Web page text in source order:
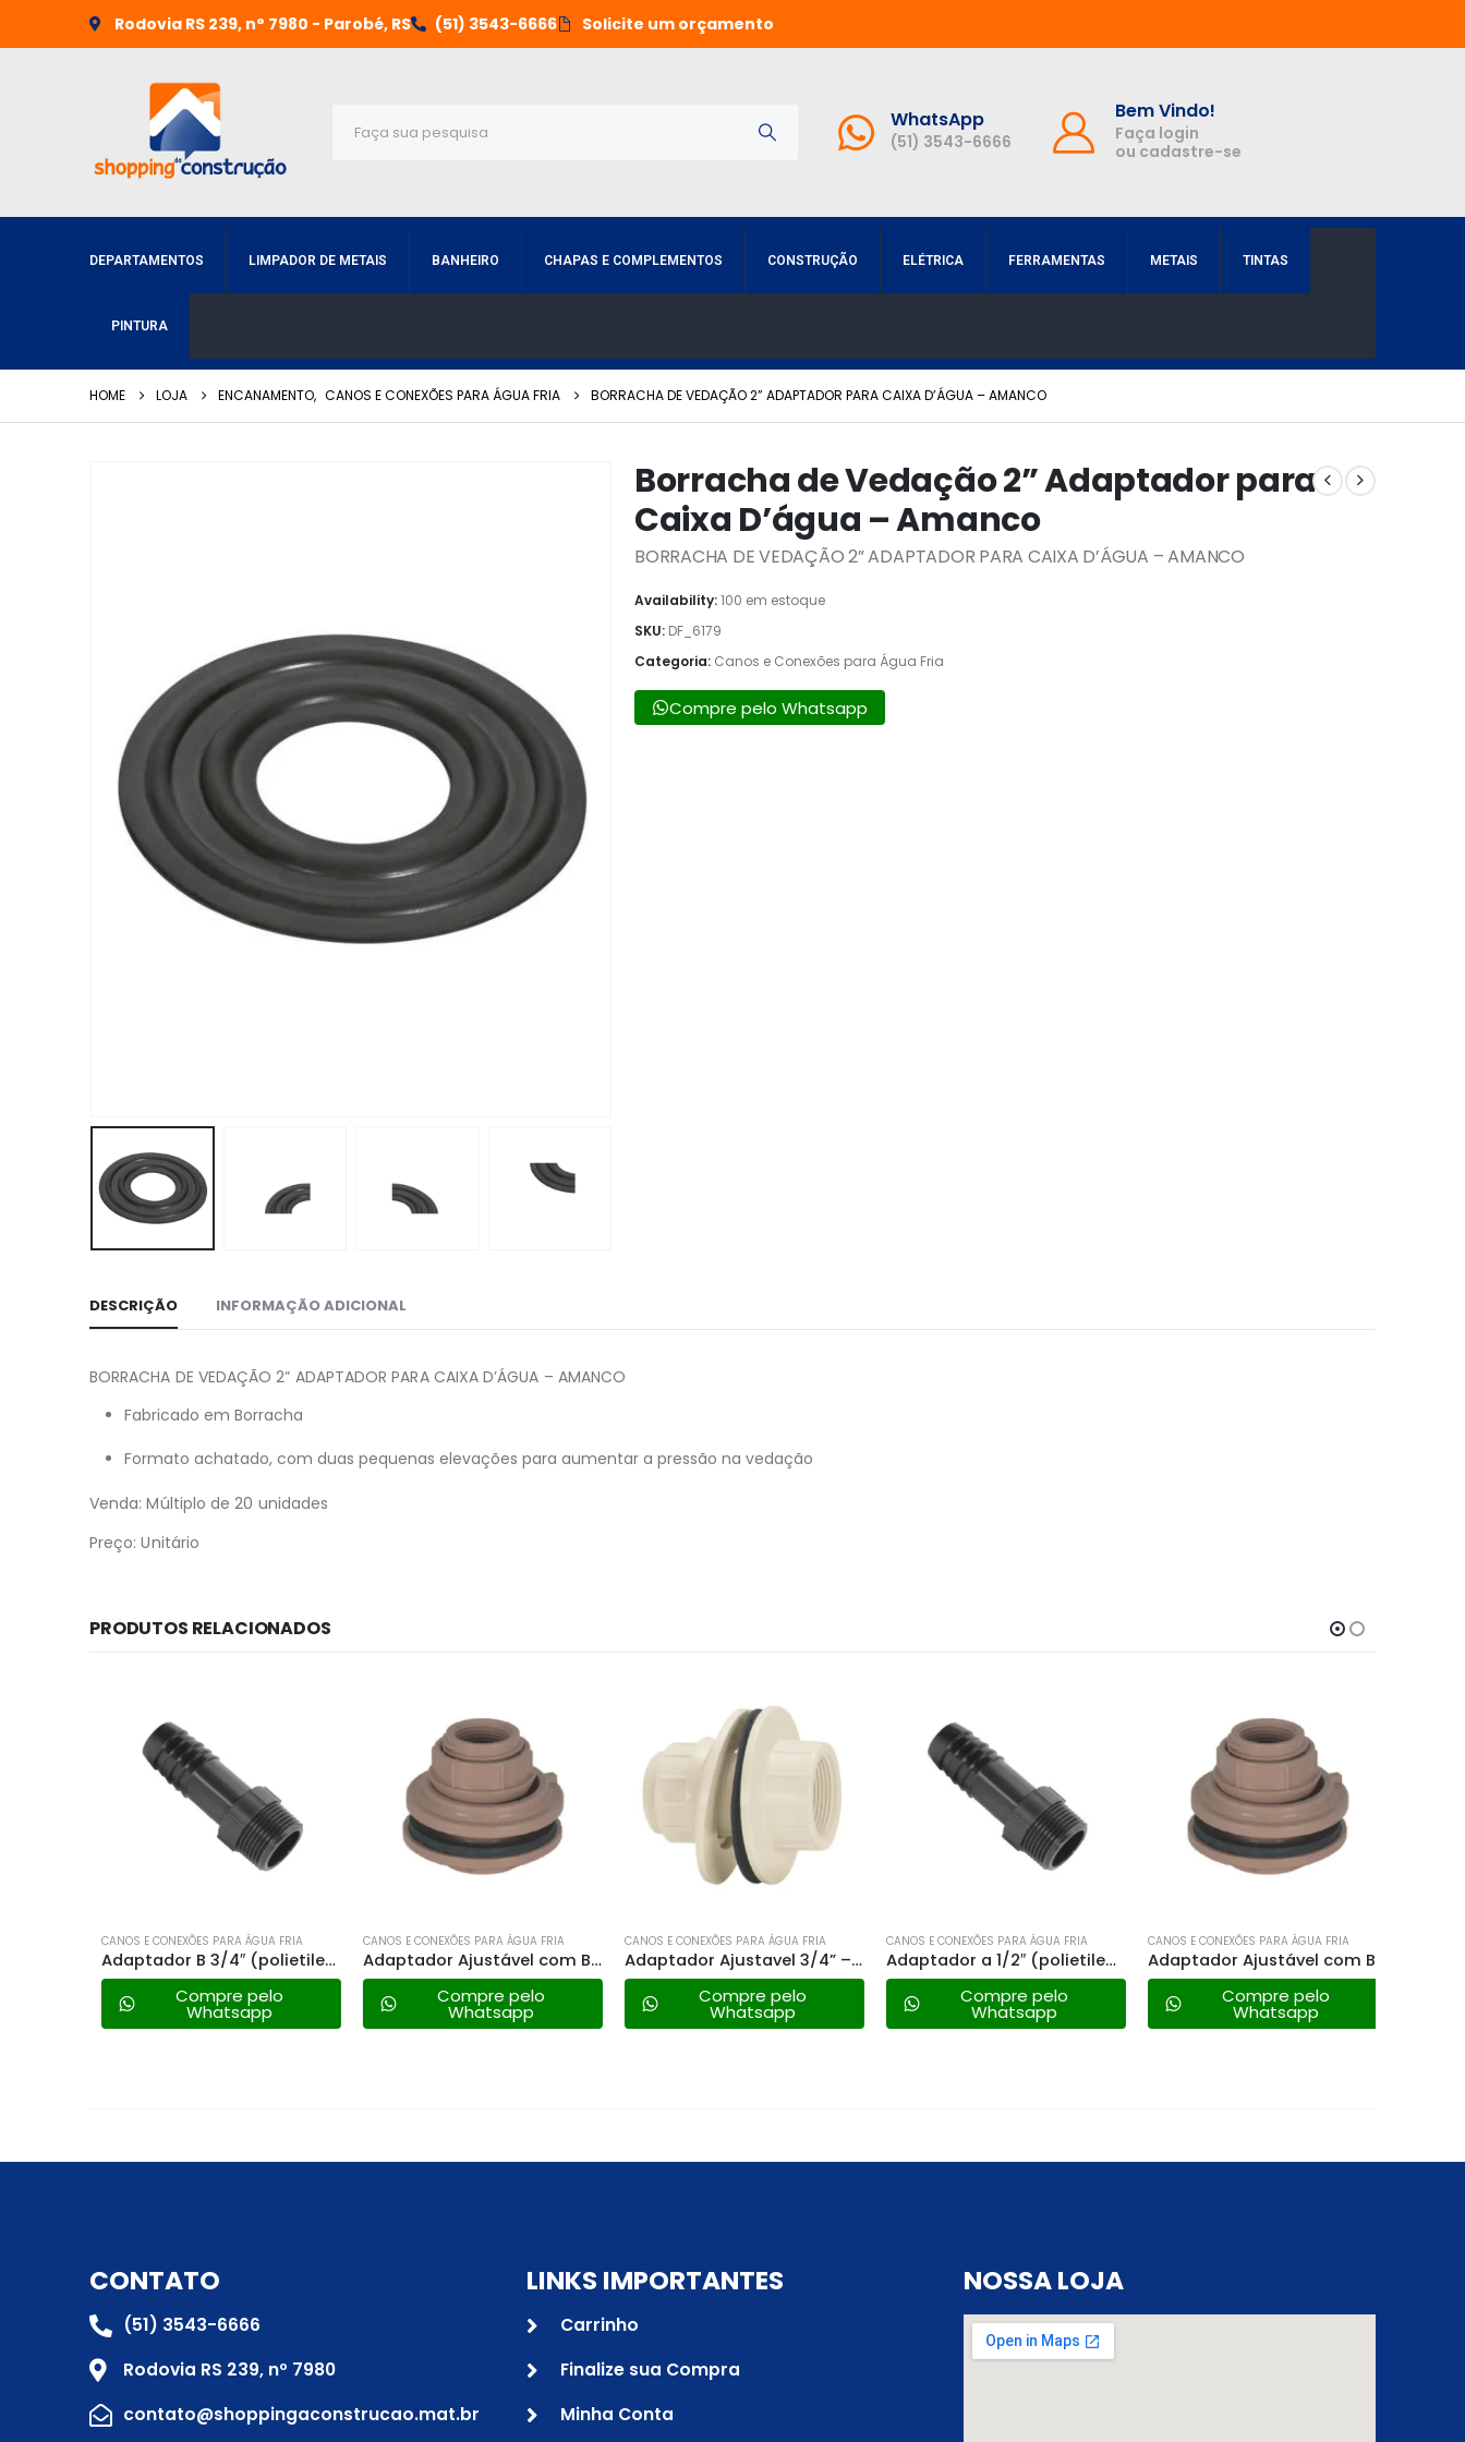
Rodovia RS 239, n° 7980 - Parobé, RS (51) 3543-6666 Solicite um orçamento
WhatsApp
(51) 3543-6666
Bem Vindo!
Faça login
ou cadastre-se
DEPARTAMENTOS LIMPADOR DE METAIS BANHEIRO CHAPAS E COMPLEMENTOS CONSTRUÇÃO ELÉTRICA FERRAMENTAS METAIS TINTAS
PINTURA
HOME LOJA ENCANAMENTO, CANOS E CONEXÕES PARA ÁGUA FRIA BORRACHA DE VEDAÇÃO 2” ADAPTADOR PARA CAIXA D’ÁGUA – AMANCO
Borracha de Vedação 2” Adaptador para
Caixa D’água – Amanco
BORRACHA DE VEDAÇÃO 2” ADAPTADOR PARA CAIXA D’ÁGUA – AMANCO
Availability:100 em estoque
SKU: DF_6179
Categoria: Canos e Conexões para Água Fria
Compre pelo Whatsapp
DESCRIÇÃO INFORMAÇÃO ADICIONAL
BORRACHA DE VEDAÇÃO 2” ADAPTADOR PARA CAIXA D’ÁGUA – AMANCO
Fabricado em Borracha
Formato achatado, com duas pequenas elevações para aumentar a pressão na vedação
Venda: Múltiplo de 20 unidades
Preço: Unitário
PRODUTOS RELACIONADOS
CANOS E CONEXÕES PARA ÁGUA FRIA
Adaptador B 3/4″ (polietileno) – Amanco
Compre pelo
Whatsapp
CANOS E CONEXÕES PARA ÁGUA FRIA
Adaptador Ajustável com Borracha de Vedação 32×1 – Amanco
Compre pelo
Whatsapp
CANOS E CONEXÕES PARA ÁGUA FRIA
Adaptador Ajustavel 3/4” – Amanco
Compre pelo
Whatsapp
CANOS E CONEXÕES PARA ÁGUA FRIA
Adaptador a 1/2″ (polietileno) – Amanco
Compre pelo
Whatsapp
CANOS E CONEXÕES PARA ÁGUA FRIA
Adaptador Ajustável com Borracha de Vedação 20mm X1/2 – Amanco
Compre pelo
Whatsapp
CONTATO
(51) 3543-6666
Rodovia RS 239, nº 7980
contato@shoppingaconstrucao.mat.br
LINKS IMPORTANTES
Carrinho
Finalize sua Compra
Minha Conta
NOSSA LOJA